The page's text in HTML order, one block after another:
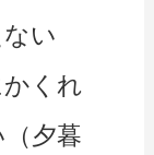
い
くれ
夕暮